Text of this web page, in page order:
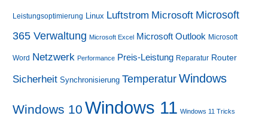
Leistungsoptimierung Linux Luftstrom Microsoft Microsoft
365 Verwaltung Microsoft Excel Microsoft Outlook Microsoft
Word Netzwerk Performance Preis-Leistung Reparatur Router
Sicherheit Synchronisierung Temperatur Windows
Windows 10 Windows 11 Windows 11 Tricks